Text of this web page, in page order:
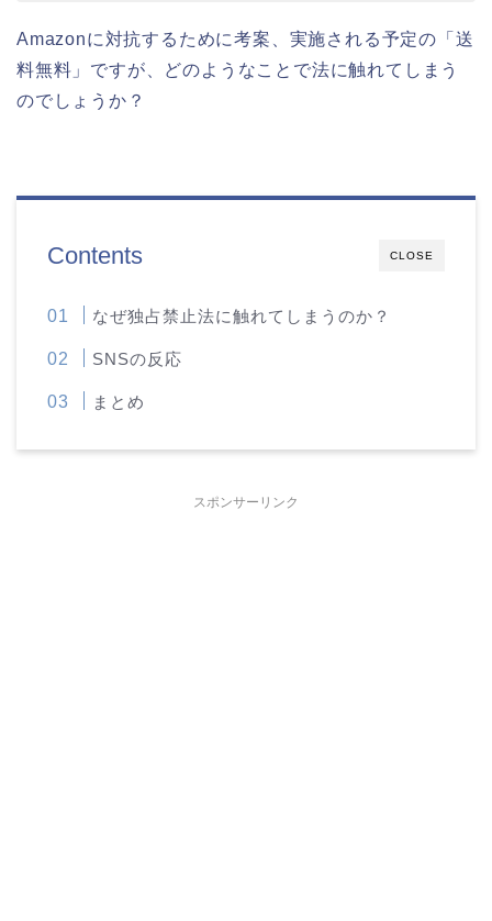
Amazonに対抗するために考案、実施される予定の「送
料無料」ですが、どのようなことで法に触れてしまう
のでしょうか？
CLOSE
Contents
なぜ独占禁止法に触れてしまうのか？
SNSの反応
まとめ
スポンサーリンク